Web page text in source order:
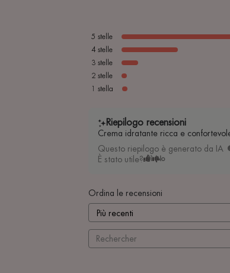
5 stelle
4 stelle
3 stelle
2 stelle
stella
Riepilogo recensioni
Crema idratante ricca e
Questo riepilogo è generato da IA
È stato utile? Sì No
Ordina le recensioni